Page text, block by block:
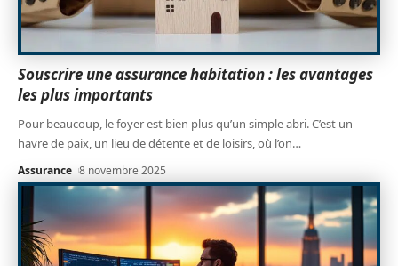
Souscrire une assurance habitation : les avantages
les plus importants
Pour beaucoup, le foyer est bien plus qu’un simple abri. C’est un
havre de paix, un lieu de détente et de loisirs, où l’on…
Assurance 8 novembre 2025